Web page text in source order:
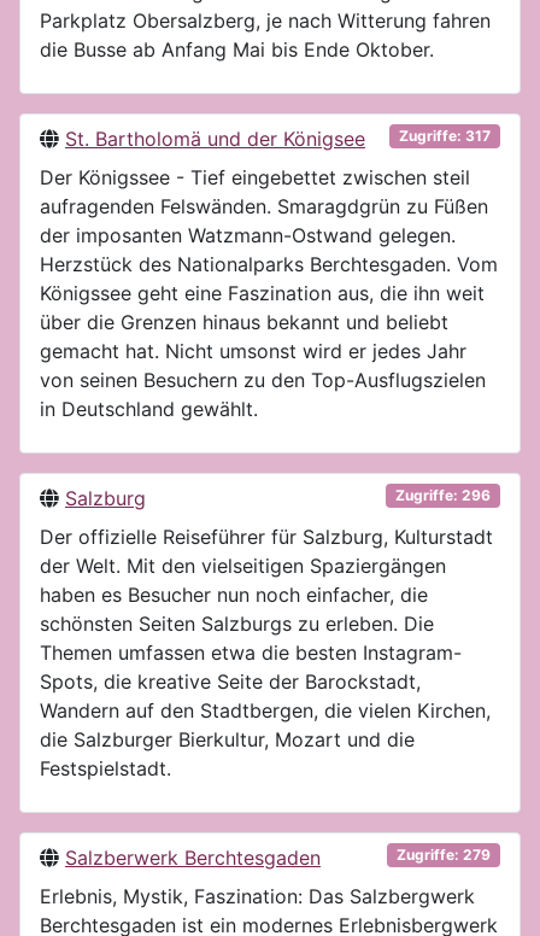
Parkplatz Obersalzberg, je nach Witterung fahren
die Busse ab Anfang Mai bis Ende Oktober.
St. Bartholomä und der Königsee Zugriffe: 317
Der Königssee - Tief eingebettet zwischen steil
aufragenden Felswänden. Smaragdgrün zu Füßen
der imposanten Watzmann-Ostwand gelegen.
Herzstück des Nationalparks Berchtesgaden. Vom
Königssee geht eine Faszination aus, die ihn weit
über die Grenzen hinaus bekannt und beliebt
gemacht hat. Nicht umsonst wird er jedes Jahr
von seinen Besuchern zu den Top-Ausflugszielen
in Deutschland gewählt.
Salzburg Zugriffe: 296
Der offizielle Reiseführer für Salzburg, Kulturstadt
der Welt. Mit den vielseitigen Spaziergängen
haben es Besucher nun noch einfacher, die
schönsten Seiten Salzburgs zu erleben. Die
Themen umfassen etwa die besten Instagram-
Spots, die kreative Seite der Barockstadt,
Wandern auf den Stadtbergen, die vielen Kirchen,
die Salzburger Bierkultur, Mozart und die
Festspielstadt.
Salzberwerk Berchtesgaden Zugriffe: 279
Erlebnis, Mystik, Faszination: Das Salzbergwerk
Berchtesgaden ist ein modernes Erlebnisbergwerk